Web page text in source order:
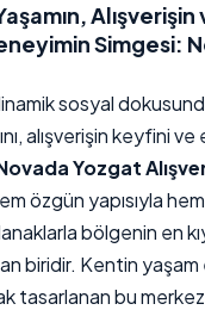
Alışverişin
Simgesi:
sosyal
alışverişin keyfini
Yozgat
özgün yapısıyla
bölgenin en
biridir. Kentin
tasarlanan bu